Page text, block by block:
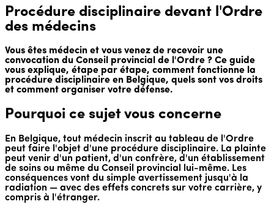
Procédure disciplinaire devant l'Ordre
des médecins
Vous êtes médecin et vous venez de recevoir une
convocation du Conseil provincial de l'Ordre ? Ce guide
vous explique, étape par étape, comment fonctionne la
procédure disciplinaire en Belgique, quels sont vos droits
et comment organiser votre défense.
Pourquoi ce sujet vous concerne
En Belgique, tout médecin inscrit au tableau de l'Ordre
peut faire l'objet d'une procédure disciplinaire. La plainte
peut venir d'un patient, d'un confrère, d'un établissement
de soins ou même du Conseil provincial lui-même. Les
conséquences vont du simple avertissement jusqu'à la
radiation — avec des effets concrets sur votre carrière, y
compris à l'étranger.